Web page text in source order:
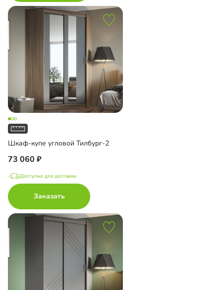
Шкаф-купе угловой Тилбург-2
73 060
Доступно для доставки
Заказать